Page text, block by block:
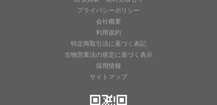
プライバシーポリシー
会社概要
利用規約
特定商取引法に基づく表記
古物営業法の規定に基づく表示
採用情報
サイトマップ